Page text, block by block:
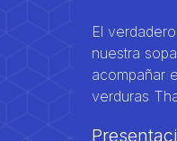
El
nuestra
acompañar
verduras